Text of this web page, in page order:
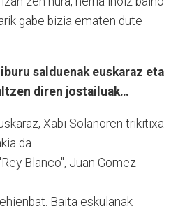
gabe bizia ematen dute
salduenak euskaraz eta
diren jostailuak…
Xabi Solanoren trikitixa
da.
Blanco", Juan Gomez
Baita eskulanak